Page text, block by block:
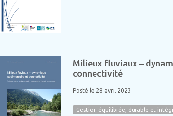
Milieux fluviaux –
connectivité
Posté le 28 avril 2023
Gestion équilibrée, durable et